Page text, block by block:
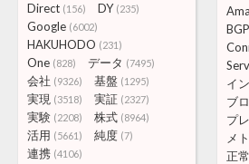
Direct (156) DY (235)
Google (6002)
HAKUHODO (231)
One (828) データ (7495)
会社 (9326) 基盤 (1295)
実現 (3518) 実証 (2327)
実験 (2208) 株式 (8964)
活用 (5661) 純度 (7)
連携 (4106)
BGP
イ
ブ
プ
メ
正常